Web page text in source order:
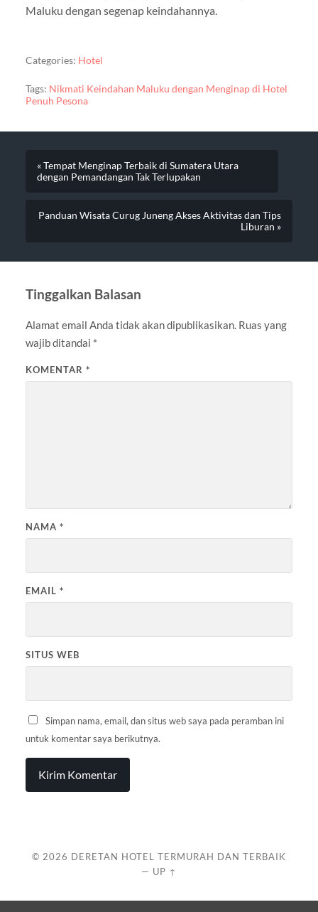
Maluku dengan segenap keindahannya.
Categories: Hotel
Tags: Nikmati Keindahan Maluku dengan Menginap di Hotel
Penuh Pesona
« Tempat Menginap Terbaik di Sumatera Utara
dengan Pemandangan Tak Terlupakan
Panduan Wisata Curug Juneng Akses Aktivitas dan Tips
Liburan »
Tinggalkan Balasan
Alamat email Anda tidak akan dipublikasikan. Ruas yang
wajib ditandai *
KOMENTAR *
NAMA *
EMAIL *
SITUS WEB
Simpan nama, email, dan situs web saya pada peramban ini
untuk komentar saya berikutnya.
© 2026 DERETAN HOTEL TERMURAH DAN TERBAIK
— UP ↑